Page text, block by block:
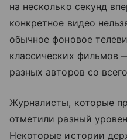
на несколько секунд
конкретное видео
обычное фоновое
классических фильмов
разных авторов со
Журналисты, которые
отметили разный
Некоторые истории